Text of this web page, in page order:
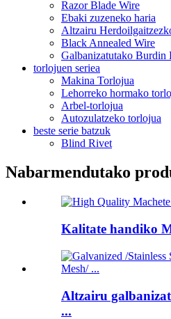
Razor Blade Wire
Ebaki zuzeneko haria
Altzairu
Black Annealed Wire
Galbanizatutako Burdin
torlojuen seriea
Makina Torlojua
Lehorreko hormako
Arbel-torlojua
Autozulatzeko torlojua
beste serie batzuk
Blind Rivet
Nabarmendutako
Kalitate handiko
Altzairu
...